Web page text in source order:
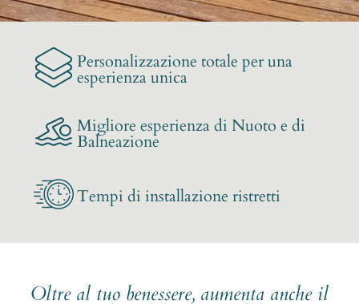
Personalizzazione totale per una
esperienza unica
Migliore esperienza di Nuoto e di
Balneazione
Tempi di installazione ristretti
Oltre al tuo benessere, aumenta anche il